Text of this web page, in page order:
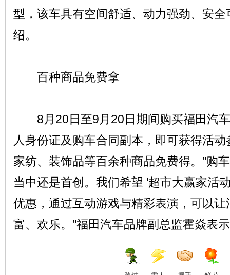
型，该车具有空间舒适、动力强劲、安
绍。
百种商品免费拿
8月20日至9月20日期间购买福田汽车
人身份证及购车合同副本，即可获得活
家纺、装饰品等百余种商品免费得。"购
当中还是首创。我们希望 '超市大赢家活
优惠，通过互动游戏与精彩表演，可以
富、欢乐。"福田汽车品牌副总监霍焱表